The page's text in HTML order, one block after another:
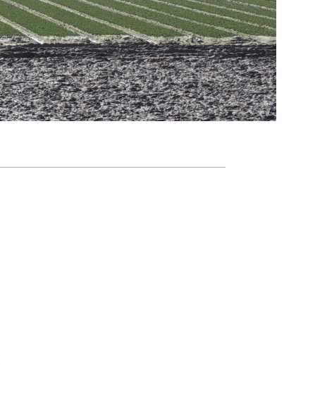
Agenda
Nieuwsbrief
De FPG